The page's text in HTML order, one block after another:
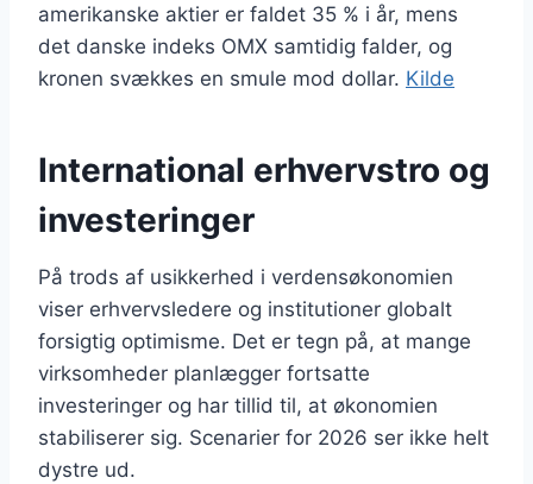
amerikanske aktier er faldet 35 % i år, mens
det danske indeks OMX samtidig falder, og
kronen svækkes en smule mod dollar. Kilde
International erhvervstro og
investeringer
På trods af usikkerhed i verdensøkonomien
viser erhvervsledere og institutioner globalt
forsigtig optimisme. Det er tegn på, at mange
virksomheder planlægger fortsatte
investeringer og har tillid til, at økonomien
stabiliserer sig. Scenarier for 2026 ser ikke helt
dystre ud.